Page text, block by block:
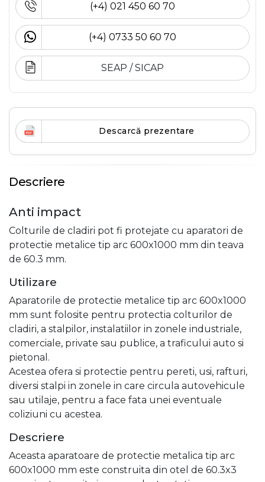
(+4) 021 450 60 70
(+4) 0733 50 60 70
SEAP / SICAP
Descarcă prezentare
Descriere
Anti impact
Colturile de cladiri pot fi protejate cu aparatori de
protectie metalice tip arc 600x1000 mm din teava
de 60.3 mm.
Utilizare
Aparatorile de protectie metalice tip arc 600x1000
mm sunt folosite pentru protectia colturilor de
cladiri, a stalpilor, instalatiilor in zonele industriale,
comerciale, private sau publice, a traficului auto si
pietonal.
Acestea ofera si protectie pentru pereti, usi, rafturi,
diversi stalpi in zonele in care circula autovehicule
sau utilaje, pentru a face fata unei eventuale
coliziuni cu acestea.
Descriere
Aceasta aparatoare de protectie metalica tip arc
600x1000 mm este construita din otel de 60.3x3